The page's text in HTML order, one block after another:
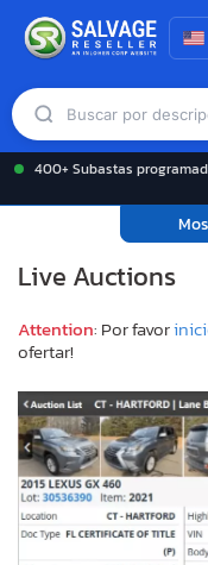
400+ Subastas
Live Auctions
Attention: Por favor
ofertar!